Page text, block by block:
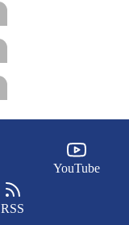
YouTube
RSS